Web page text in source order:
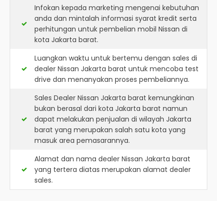
Infokan kepada marketing mengenai kebutuhan
anda dan mintalah informasi syarat kredit serta
perhitungan untuk pembelian mobil Nissan di
kota Jakarta barat.
Luangkan waktu untuk bertemu dengan sales di
dealer Nissan Jakarta barat untuk mencoba test
drive dan menanyakan proses pembeliannya.
Sales Dealer Nissan Jakarta barat kemungkinan
bukan berasal dari kota Jakarta barat namun
dapat melakukan penjualan di wilayah Jakarta
barat yang merupakan salah satu kota yang
masuk area pemasarannya.
Alamat dan nama dealer Nissan Jakarta barat
yang tertera diatas merupakan alamat dealer
sales.